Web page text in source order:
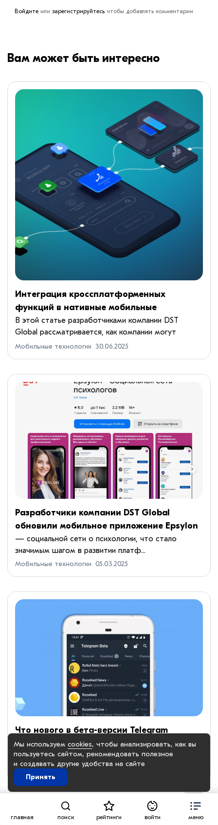
главная поиск рейтинги войти меню
Войдите или зарегистрируйтесь чтобы добавлять комментарии
Вам может быть интересно
Интеграция кроссплатформенных
функций в нативные мобильные
приложения
В этой статье разработчиками компании DST
Global рассматривается, как компании могут
стратегически интегрировать
Мобильные технологии 30.06.2025
Разработчики компании DST Global
обновили мобильное приложение Epsylon
— социальной сети о психологии, что стало
значимым шагом в развитии платф...
Мобильные технологии 05.03.2025
Что нового в бета-версии Telegram
В бета-версии Telegram для Android появился ряд
но...
Мобильные технологии
Перейти
вверх
Мы используем cookies, чтобы анализировать, как вы
пользуетесь сайтом, рекомендовать полезное
и создавать другие удобства на сайте
Принять